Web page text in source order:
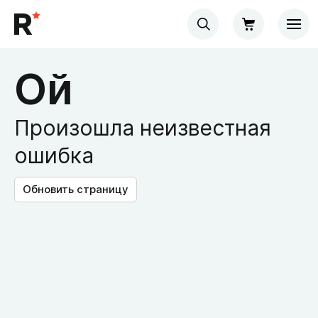
Ой
Произошла неизвестная
ошибка
Обновить страницу